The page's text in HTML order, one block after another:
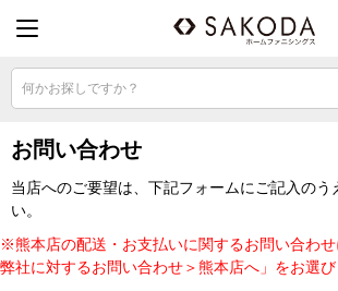
何かお探しですか？
お問い合わせ
当店へのご要望は、下記フォームにご記入のう
い。
※熊本店の配送・お支払いに関するお問い合わせ
弊社に対するお問い合わせ＞熊本店へ」をお選び